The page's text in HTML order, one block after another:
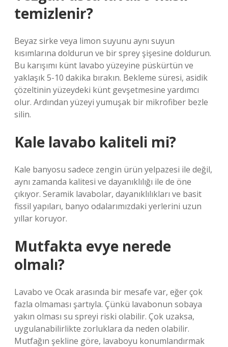
temizlenir?
Beyaz sirke veya limon suyunu aynı suyun
kısımlarına doldurun ve bir sprey şişesine doldurun.
Bu karışımı künt lavabo yüzeyine püskürtün ve
yaklaşık 5-10 dakika bırakın. Bekleme süresi, asidik
çözeltinin yüzeydeki künt gevşetmesine yardımcı
olur. Ardından yüzeyi yumuşak bir mikrofiber bezle
silin.
Kale lavabo kaliteli mi?
Kale banyosu sadece zengin ürün yelpazesi ile değil,
aynı zamanda kalitesi ve dayanıklılığı ile de öne
çıkıyor. Seramik lavabolar, dayanıklılıkları ve basit
fissil yapıları, banyo odalarımızdaki yerlerini uzun
yıllar koruyor.
Mutfakta evye nerede
olmalı?
Lavabo ve Ocak arasında bir mesafe var, eğer çok
fazla olmaması şartıyla. Çünkü lavabonun sobaya
yakın olması su spreyi riski olabilir. Çok uzaksa,
uygulanabilirlikte zorluklara da neden olabilir.
Mutfağın şekline göre, lavaboyu konumlandırmak